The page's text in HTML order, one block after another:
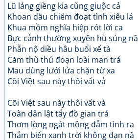
Lũ láng giềng kia cùng giuộc cả
Khoan dầu chiếm đoạt tình xiêu lả
Khua mồm nghĩa hiệp rót lời ca
Bực cảnh thường xuyên hù súng nã
Phẫn nộ diều hâu buổi xế tà
Căm thù thủ đoạn loài man trá
Mau dùng lưới lửa chặn từ xa
Cõi Việt sau này thôi vất vả
Cõi Việt sau này thôi vất vả
Toàn dân lật tẩy đồ gian trá
Thơm lòng ngát mộng đẫm tình ra
Thắm biển xanh trời không đạn nã